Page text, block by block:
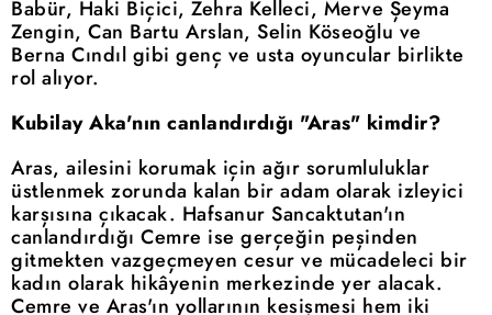
Babür, Haki Biçici, Zehra Kelleci, Merve Şeyma
Zengin, Can Bartu Arslan, Selin Köseoğlu ve
Berna Cındıl gibi genç ve usta oyuncular birlikte
rol alıyor.
Kubilay Aka'nın canlandırdığı "Aras" kimdir?
Aras, ailesini korumak için ağır sorumluluklar
üstlenmek zorunda kalan bir adam olarak izleyici
karşısına çıkacak. Hafsanur Sancaktutan'ın
canlandırdığı Cemre ise gerçeğin peşinden
gitmekten vazgeçmeyen cesur ve mücadeleci bir
kadın olarak hikâyenin merkezinde yer alacak.
Cemre ve Aras'ın yollarının kesişmesi hem iki